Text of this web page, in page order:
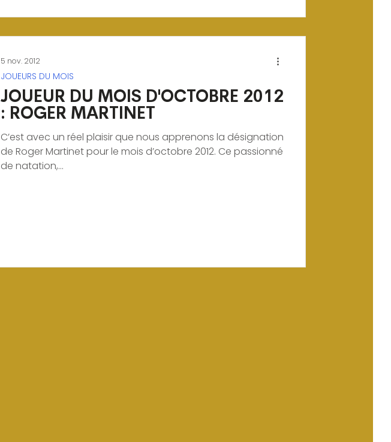
JOUEUR DU MOIS D'OCTOBRE 2012
: ROGER MARTINET
C’est avec un réel plaisir que nous apprenons la désignation
de Roger Martinet pour le mois d’octobre 2012. Ce passionné
de natation,...
JOUEURS DU MOIS
5 nov. 2012